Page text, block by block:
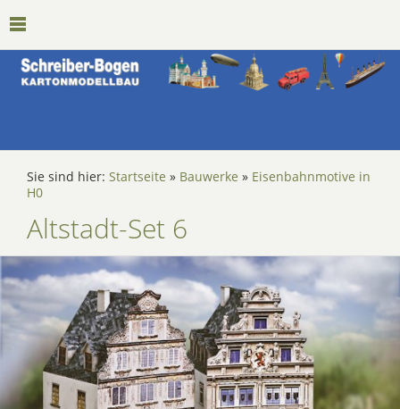
Sie sind hier: Startseite » Bauwerke » Eisenbahnmotive in
H0
Altstadt-Set 6